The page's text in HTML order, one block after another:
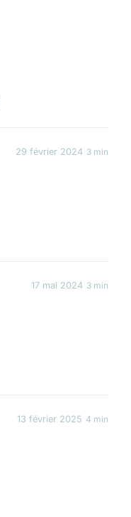
29 février 2024 3 min
17 mai 2024 3 min
13 février 2025 4 min